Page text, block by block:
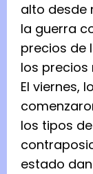
alto desde
la guerra
precios de
los precios
El viernes,
los tipos
estado